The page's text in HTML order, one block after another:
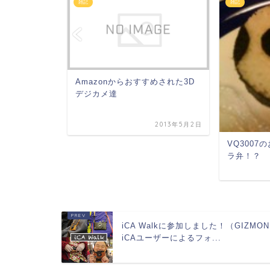
雑記
Amazonからおすすめされた3D
デジカメ達
2013年5月2日
雑記
VQ3007の
ラ弁！？
iCA Walkに参加しました！（GIZMON
iCAユーザーによるフォ...